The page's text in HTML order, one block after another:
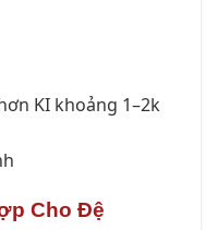
KI khoảng 1–2k
Cho Đệ